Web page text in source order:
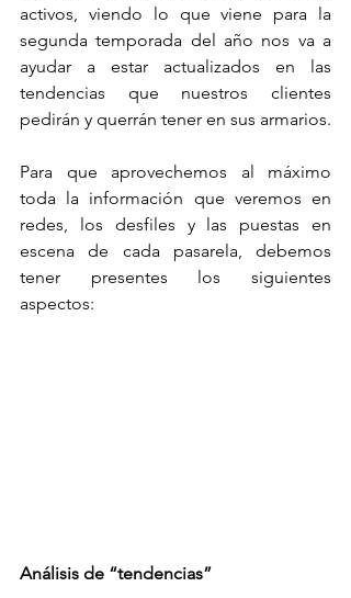
activos, viendo lo que viene para la
segunda temporada del año nos va a
ayudar a estar actualizados en las
tendencias que nuestros clientes
pedirán y querrán tener en sus armarios.
Para que aprovechemos al máximo
toda la información que veremos en
redes, los desfiles y las puestas en
escena de cada pasarela, debemos
tener presentes los siguientes
aspectos:
Análisis de “tendencias”